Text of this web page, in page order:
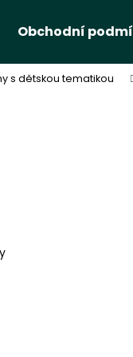
Obchodní
s dětskou tematikou